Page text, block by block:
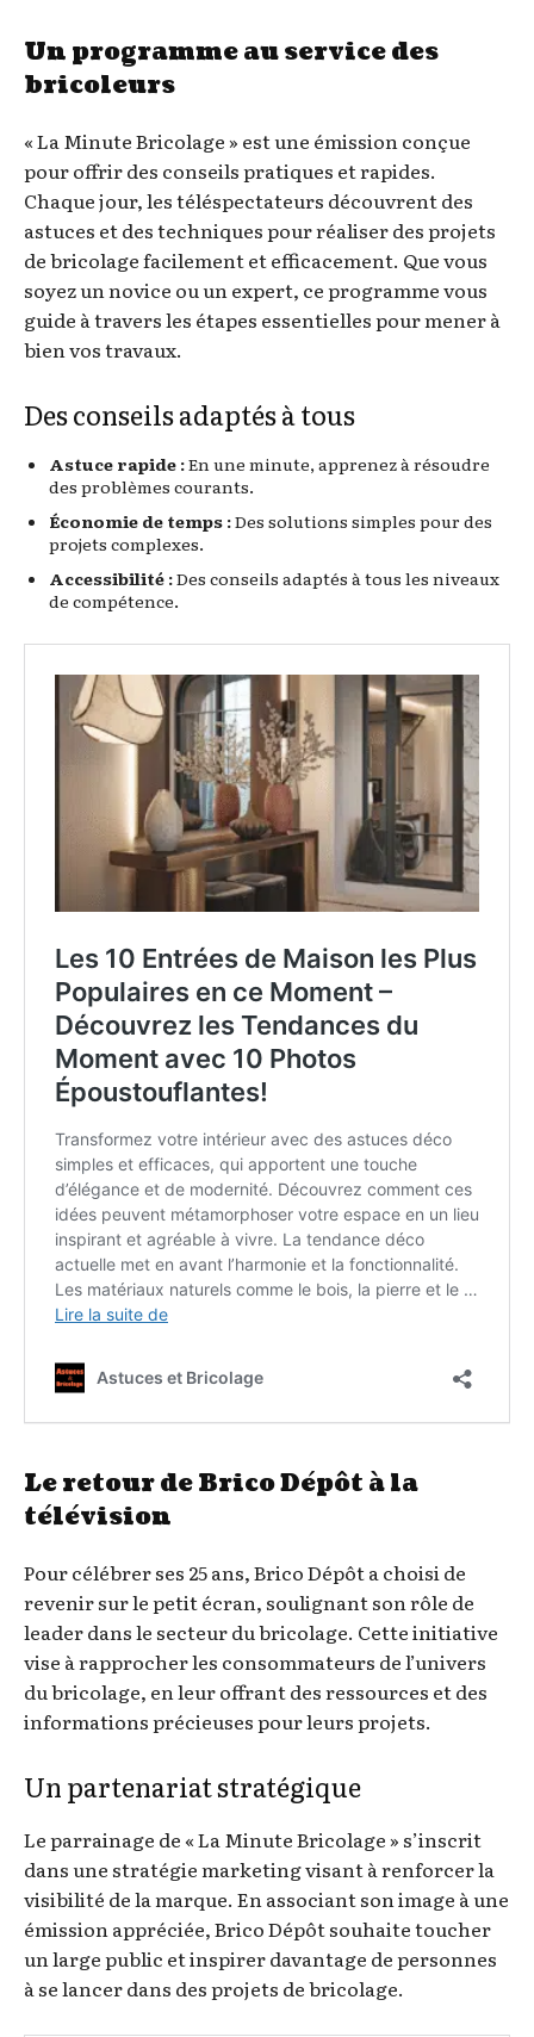
Un programme au service des
bricoleurs
« La Minute Bricolage » est une émission conçue
pour offrir des conseils pratiques et rapides.
Chaque jour, les téléspectateurs découvrent des
astuces et des techniques pour réaliser des projets
de bricolage facilement et efficacement. Que vous
soyez un novice ou un expert, ce programme vous
guide à travers les étapes essentielles pour mener à
bien vos travaux.
Des conseils adaptés à tous
Astuce rapide :En une minute, apprenez à résoudre
des problèmes courants.
Économie de temps :Des solutions simples pour des
projets complexes.
Accessibilité :Des conseils adaptés à tous les niveaux
de compétence.
Le retour de Brico Dépôt à la
télévision
Pour célébrer ses 25 ans, Brico Dépôt a choisi de
revenir sur le petit écran, soulignant son rôle de
leader dans le secteur du bricolage. Cette initiative
vise à rapprocher les consommateurs de l’univers
du bricolage, en leur offrant des ressources et des
informations précieuses pour leurs projets.
Un partenariat stratégique
Le parrainage de « La Minute Bricolage » s’inscrit
dans une stratégie marketing visant à renforcer la
visibilité de la marque. En associant son image à une
émission appréciée, Brico Dépôt souhaite toucher
un large public et inspirer davantage de personnes
à se lancer dans des projets de bricolage.